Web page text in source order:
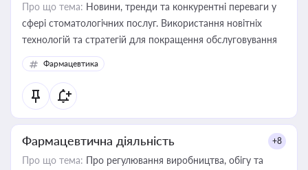
Про що тема: Новини, тренди та конкурентні переваги у
сфері стоматологічних послуг. Використання новітніх
технологій та стратегій для покращення обслуговування
Фармацевтика
Фармацевтична діяльність +8
Про що тема: Про регулювання виробництва, обігу та